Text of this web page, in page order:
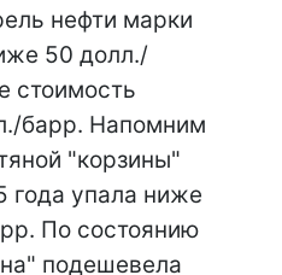
нефти марки
50 долл./
стоимость
барр. Напомним
"корзины"
года упала ниже
По состоянию
подешевела